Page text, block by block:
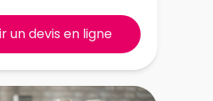
un devis en ligne